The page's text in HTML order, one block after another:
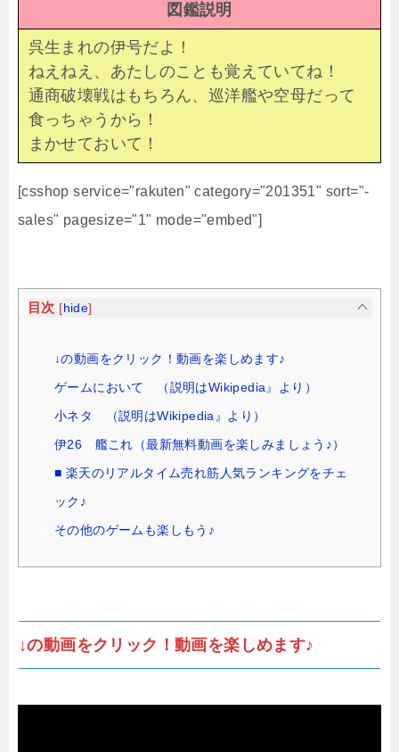
図鑑説明
呉生まれの伊号だよ！
ねえねえ、あたしのことも覚えていてね！
通商破壊戦はもちろん、巡洋艦や空母だって
食っちゃうから！
まかせておいて！
[csshop service="rakuten" category="201351" sort="-
sales" pagesize="1" mode="embed"]
目次 [ hide]
↓の動画をクリック！動画を楽しめます♪
ゲームにおいて （説明はWikipedia』より）
小ネタ （説明はWikipedia』より）
伊26 艦これ（最新無料動画を楽しみましょう♪）
■ 楽天のリアルタイム売れ筋人気ランキングをチェ
ック♪
その他のゲームも楽しもう♪
↓の動画をクリック！動画を楽しめます♪